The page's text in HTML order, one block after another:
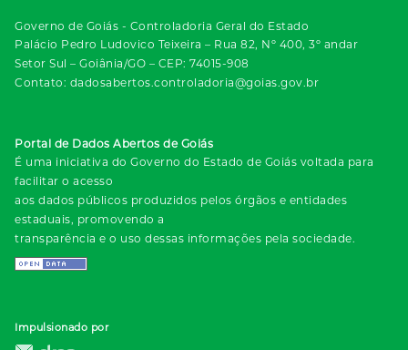
Governo de Goiás - Controladoria Geral do Estado
Palácio Pedro Ludovico Teixeira – Rua 82, Nº 400, 3º andar
Setor Sul – Goiânia/GO – CEP: 74015-908
Contato: dadosabertos.controladoria@goias.gov.br
Portal de Dados Abertos de Goiás
É uma iniciativa do Governo do Estado de Goiás voltada para
facilitar o acesso
aos dados públicos produzidos pelos órgãos e entidades
estaduais, promovendo a
transparência e o uso dessas informações pela sociedade.
Impulsionado por